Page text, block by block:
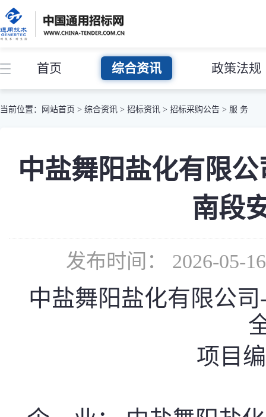
首页 综合资讯 政策法规
当前位置： 网站首页 > 综合资讯 > 招标资讯 > 招标采购公告 > 服 务
中盐舞阳盐化有限
南段
发布时间： 2026-05-
中盐舞阳盐化有限公
项目